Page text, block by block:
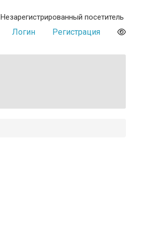
Незарегистрированный посетитель
Логин Регистрация